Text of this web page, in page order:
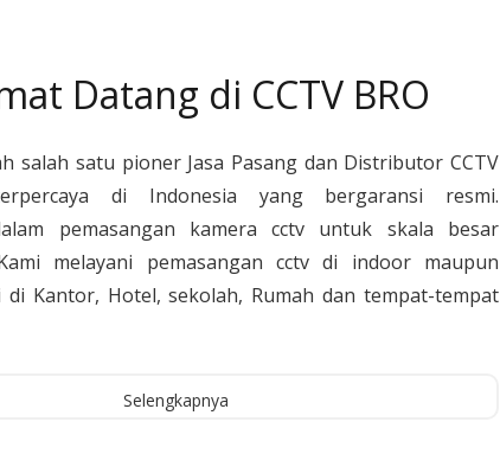
Datang di CCTV BRO
salah satu pioner Jasa Pasang dan Distributor CCTV
di Indonesia yang bergaransi resmi.
pemasangan kamera cctv untuk skala besar
melayani pemasangan cctv di indoor maupun
Kantor, Hotel, sekolah, Rumah dan tempat-tempat
Selengkapnya